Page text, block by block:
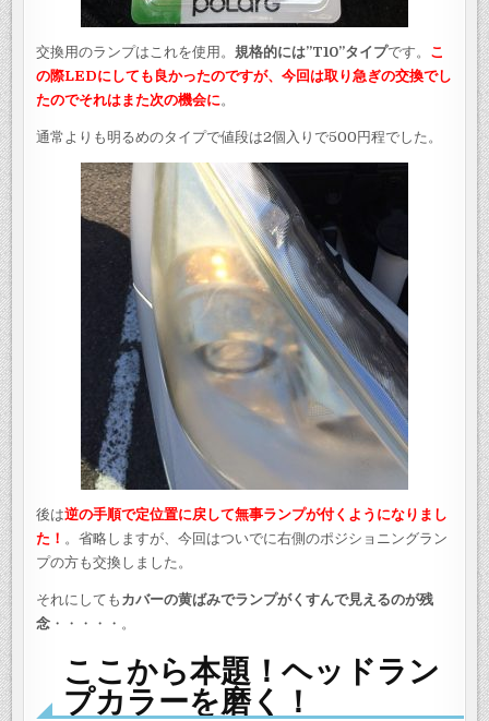
交換用のランプはこれを使用。規格的には”T10”タイプです。 こ
の際LEDにしても良かったのですが、今回は取り急ぎの交換でし
たのでそれはまた次の機会に 。
通常よりも明るめのタイプで値段は2個入りで500円程でした。
後は逆の手順で定位置に戻して無事ランプが付くようになりまし
た！ 。省略しますが、今回はついでに右側のポジショニングラン
プの方も交換しました。
それにしても カバーの黄ばみでランプがくすんで見えるのが残
念 ・・・・・。
ここから本題！ヘッドラン
プカラーを磨く！